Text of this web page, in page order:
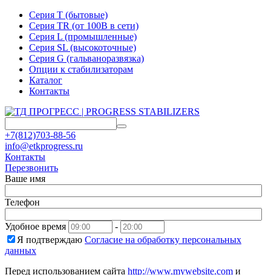
Серия T (бытовые)
Серия TR (от 100В в сети)
Серия L (промышленные)
Серия SL (высокоточные)
Серия G (гальваноразвязка)
Опции к стабилизаторам
Каталог
Контакты
+7(812)703-88-56
info@etkprogress.ru
Контакты
Перезвонить
Ваше имя
Телефон
Удобное время
-
Я подтверждаю Согласие на обработку персональных
данных
Перед использованием сайта http://www.mywebsite.com и